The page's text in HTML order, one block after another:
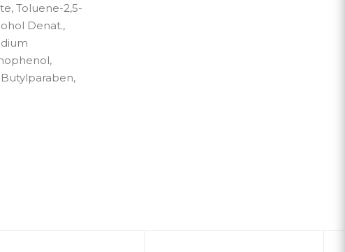
Toluene-2,5-
Denat.,